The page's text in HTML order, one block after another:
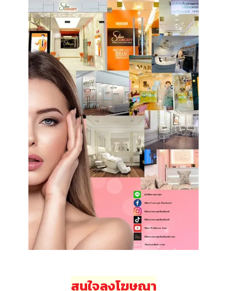
สนใจลงโฆษณา